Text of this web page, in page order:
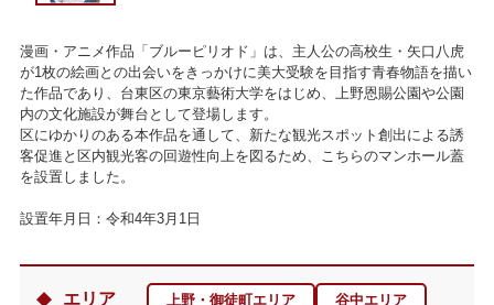
漫画・アニメ作品「ブルーピリオド」は、主人公の高校生・矢口八虎
が1枚の絵画との出会いをきっかけに美大受験を目指す青春物語を描い
た作品であり、台東区の東京藝術大学をはじめ、上野恩賜公園や公園
内の文化施設が舞台として登場します。
区にゆかりのある本作品を通して、新たな観光スポット創出による誘
客促進と区内観光客の回遊性向上を図るため、こちらのマンホール蓋
を設置しました。
設置年月日：令和4年3月1日
エリア 上野・御徒町エリア 谷中エリア